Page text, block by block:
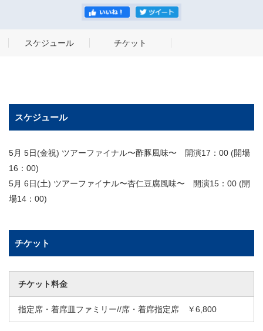
スケジュール チケット
スケジュール
5月 5日(金祝) ツアーファイナル〜酢豚風味〜 開演17：00 (開場
16：00)
5月 6日(土) ツアーファイナル〜杏仁豆腐風味〜 開演15：00 (開
場14：00)
チケット
チケット料金
指定席・着席皿ファミリー//席・着席指定席 ￥6,800